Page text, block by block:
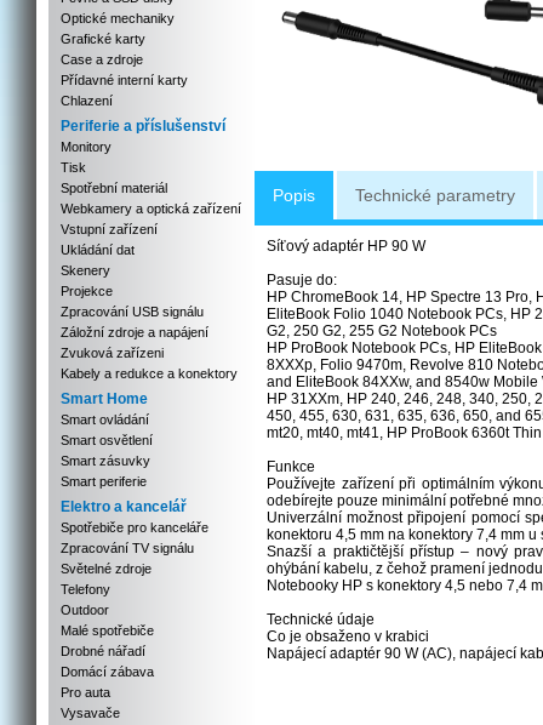
Optické mechaniky
Grafické karty
Case a zdroje
Přídavné interní karty
Chlazení
Periferie a příslušenství
Monitory
Tisk
Spotřební materiál
Webkamery a optická zařízení
Vstupní zařízení
Ukládání dat
Skenery
Projekce
Zpracování USB signálu
Záložní zdroje a napájení
Zvuková zařízeni
Kabely a redukce a konektory
Smart Home
Smart ovládání
Smart osvětlení
Smart zásuvky
Smart periferie
Elektro a kancelář
Spotřebiče pro kanceláře
Zpracování TV signálu
Světelné zdroje
Telefony
Outdoor
Malé spotřebiče
Drobné nářadí
Domácí zábava
Pro auta
Vysavače
Popis Technické parametry
Síťový adaptér HP 90 W
Pasuje do:
HP ChromeBook 14, HP Spectre 13 Pro,
EliteBook Folio 1040 Notebook PCs, HP
G2, 250 G2, 255 G2 Notebook PCs
HP ProBook Notebook PCs, HP
8XXXp, Folio 9470m, Revolve 810
and EliteBook 84XXw, and 8540w Mobile
HP 31XXm, HP 240, 246, 248, 340, 250,
450, 455, 630, 631, 635, 636, 650, and
mt20, mt40, mt41, HP ProBook 6360t
Funkce
Používejte zařízení při optimálním
odebírejte pouze minimální potřebné
Univerzální možnost připojení pomocí
konektoru 4,5 mm na konektory 7,4 mm
Snazší a praktičtější přístup – nový
ohýbání kabelu, z čehož pramení
Notebooky HP s konektory 4,5 nebo 7,4
Technické údaje
Co je obsaženo v krabici
Napájecí adaptér 90 W (AC), napájecí